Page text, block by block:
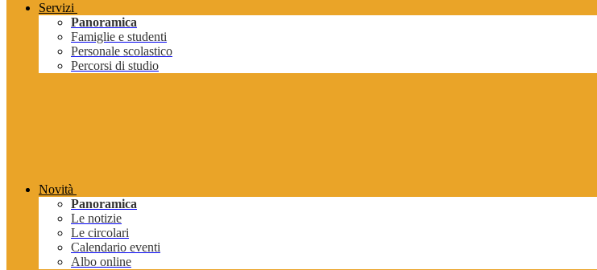
Servizi
Panoramica
Famiglie e studenti
Personale scolastico
Percorsi di studio
Novità
Panoramica
Le notizie
Le circolari
Calendario eventi
Albo online